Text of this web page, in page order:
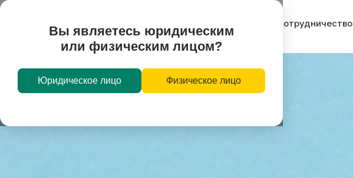
Вы являетесь юридическим
или физическим лицом?
Юридическое лицо Физическое лицо
Сотрудничество